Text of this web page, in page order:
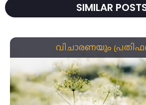
SIMILAR
വിചാരണയും